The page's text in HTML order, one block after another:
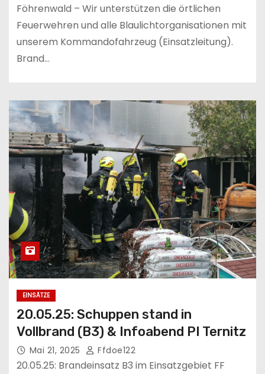
Föhrenwald – Wir unterstützen die örtlichen
Feuerwehren und alle Blaulichtorganisationen mit
unserem Kommandofahrzeug (Einsatzleitung).
Brand…
EINSÄTZE
20.05.25: Schuppen stand in
Vollbrand (B3) & Infoabend PI Ternitz
Mai 21, 2025 Ffdoe122
20.05.25: Brandeinsatz B3 im Einsatzgebiet FF